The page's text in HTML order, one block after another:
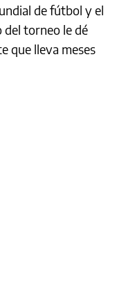
de fútbol y el
del torneo le dé
que lleva meses